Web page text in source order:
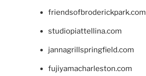
friendsofbroderickpark.com
studiopiattellina.com
jannagrillspringfield.com
fujiyamacharleston.com